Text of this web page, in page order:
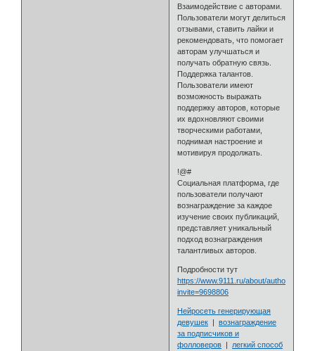
Взаимодействие с авторами.
Пользователи могут делиться
отзывами, ставить лайки и
рекомендовать, что помогает
авторам улучшаться и
получать обратную связь.
Поддержка талантов.
Пользователи имеют
возможность выражать
поддержку авторов, которые
их вдохновляют своими
творческими работами,
поднимая настроение и
мотивируя продолжать.
!@#
Социальная платформа, где
пользователи получают
вознаграждение за каждое
изучение своих публикаций,
представляет уникальный
подход вознаграждения
талантливых авторов.
Подробности тут
https://www.9111.ru/about/authors/?
invite=9698806
Нейросеть генерирующая
девушек |вознаграждение
за подписчиков и
фолловеров | легкий способ